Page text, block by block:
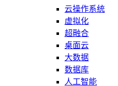
云操作系统
虚拟化
超融合
桌面云
大数据
数据库
人工智能